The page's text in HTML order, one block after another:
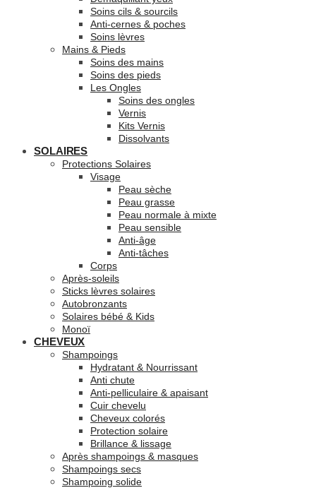
Soins cils & sourcils
Anti-cernes & poches
Soins lèvres
Mains & Pieds
Soins des mains
Soins des pieds
Les Ongles
Soins des ongles
Vernis
Kits Vernis
Dissolvants
SOLAIRES
Protections Solaires
Visage
Peau sèche
Peau grasse
Peau normale à mixte
Peau sensible
Anti-âge
Anti-tâches
Corps
Après-soleils
Sticks lèvres solaires
Autobronzants
Solaires bébé & Kids
Monoï
CHEVEUX
Shampoings
Hydratant & Nourrissant
Anti chute
Anti-pelliculaire & apaisant
Cuir chevelu
Cheveux colorés
Protection solaire
Brillance & lissage
Après shampoings & masques
Shampoings secs
Shampoing solide